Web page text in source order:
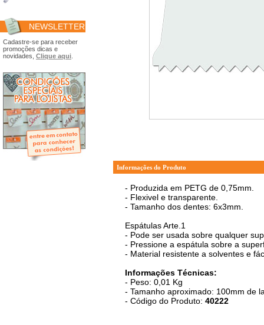
Acrílico
Porta Retratos
Ferramentas
- Carimbões
- Embalagens
- Máscaras
- Espátulas
- Diversos
Álbuns
- Mini-Álbuns
- Páginas Mini
- Páginas Scrap
- Argolas
NEWSLETTER
Cadastre-se para receber
promoções dicas e
novidades, Clique aqui
Informações do Produto
- Produzida em PETG de 0,75mm.
- Flexivel e transparente.
- Tamanho dos dentes: 6x3mm.
Espátulas Arte.1
- Pode ser usada sobre qualquer
- Pressione a espátula sobre a
- Material resistente a solventes e
Informações Técnicas:
- Peso: 0,01 Kg
- Tamanho aproximado: 100mm de
- Código do Produto: 40222